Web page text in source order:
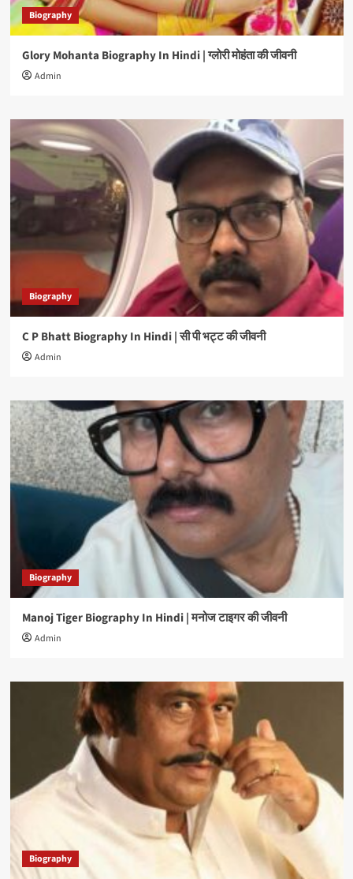
Biography
Glory Mohanta Biography In Hindi | ग्लोरी मोहंता की जीवनी
Admin
Biography
C P Bhatt Biography In Hindi | सी पी भट्ट की जीवनी
Admin
Biography
Manoj Tiger Biography In Hindi | मनोज टाइगर की जीवनी
Admin
Biography